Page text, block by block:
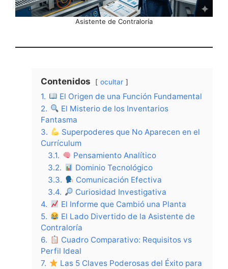
Asistente de Contraloría
Contenidos ocultar
1.
El Origen de una Función Fundamental
2.
El Misterio de los Inventarios
Fantasma
3.
Superpoderes que No Aparecen en el
Currículum
3.1.
Pensamiento Analítico
3.2.
Dominio Tecnológico
3.3.
Comunicación Efectiva
3.4.
Curiosidad Investigativa
4.
El Informe que Cambió una Planta
5.
El Lado Divertido de la Asistente de
Contraloría
6.
Cuadro Comparativo: Requisitos vs
Perfil Ideal
7.
Las 5 Claves Poderosas del Éxito para